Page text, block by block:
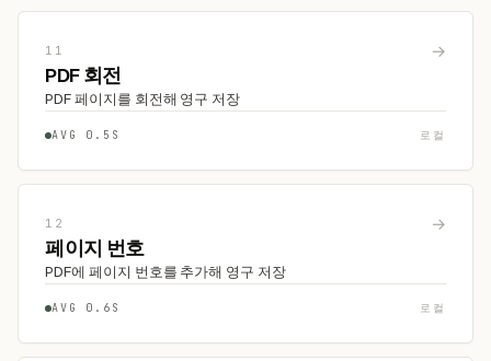
11 →
PDF 회전
PDF 페이지를 회전해 영구 저장
AVG 0.5S 로컬
12 →
페이지 번호
PDF에 페이지 번호를 추가해 영구 저장
AVG 0.6S 로컬